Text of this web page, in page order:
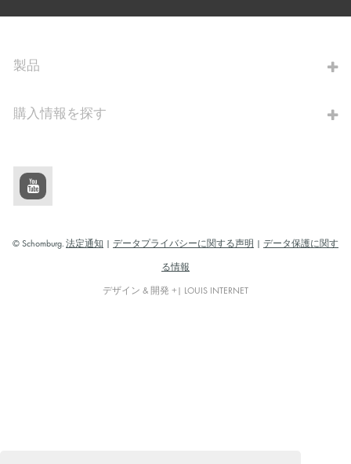
製品
購入情報を探す
© Schomburg. 法定通知 データプライバシーに関する声明 データ保護に関す
る情報
デザイン & 開発 +| LOUIS INTERNET